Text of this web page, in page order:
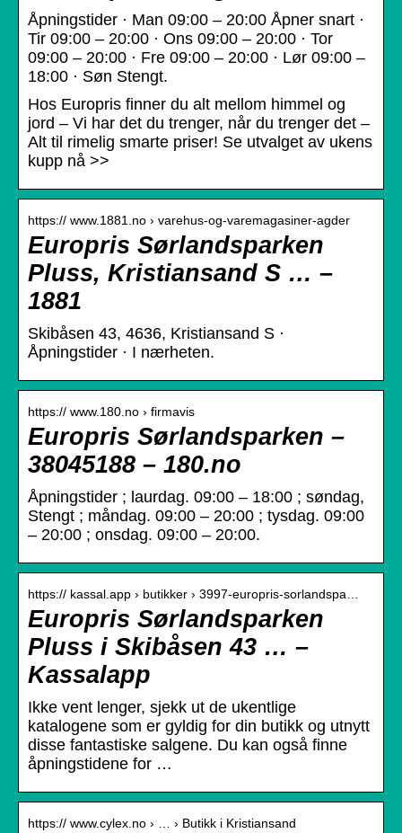
Åpningstider · Man 09:00 – 20:00 Åpner snart ·
Tir 09:00 – 20:00 · Ons 09:00 – 20:00 · Tor
09:00 – 20:00 · Fre 09:00 – 20:00 · Lør 09:00 –
18:00 · Søn Stengt.
Hos Europris finner du alt mellom himmel og
jord – Vi har det du trenger, når du trenger det –
Alt til rimelig smarte priser! Se utvalget av ukens
kupp nå >>
https:// www.1881.no › varehus-og-varemagasiner-agder
Europris Sørlandsparken
Pluss, Kristiansand S … –
1881
Skibåsen 43, 4636, Kristiansand S ·
Åpningstider · I nærheten.
https:// www.180.no › firmavis
Europris Sørlandsparken –
38045188 – 180.no
Åpningstider ; laurdag. 09:00 – 18:00 ; søndag,
Stengt ; måndag. 09:00 – 20:00 ; tysdag. 09:00
– 20:00 ; onsdag. 09:00 – 20:00.
https:// kassal.app › butikker › 3997-europris-sorlandspa…
Europris Sørlandsparken
Pluss i Skibåsen 43 … –
Kassalapp
Ikke vent lenger, sjekk ut de ukentlige
katalogene som er gyldig for din butikk og utnytt
disse fantastiske salgene. Du kan også finne
åpningstidene for …
https:// www.cylex.no › … › Butikk i Kristiansand